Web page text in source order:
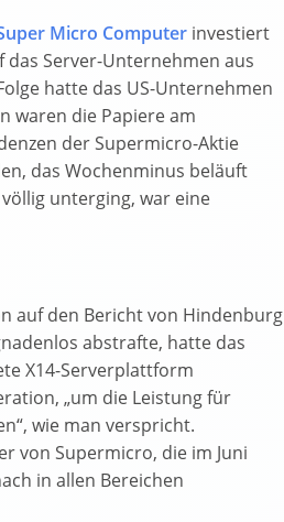
Micro Computer investiert
Server-Unternehmen aus
hatte das US-Unternehmen
waren die Papiere am
der Supermicro-Aktie
das Wochenminus beläuft
unterging, war eine
auf den Bericht von Hindenburg
abstrafte, hatte das
X14-Serverplattform
„um die Leistung für
wie man verspricht.
von Supermicro, die im Juni
in allen Bereichen